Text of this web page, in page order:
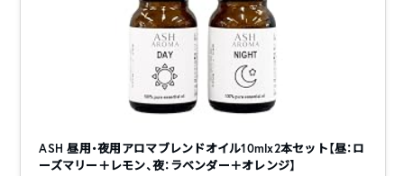
ASH 昼用・夜用アロマブレンドオイル10mlx2本セット【昼：ロ
ーズマリー＋レモン、夜：ラベンダー＋オレンジ】